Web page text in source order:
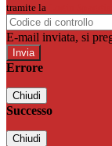
tramite la
E-mail inviata, si
Errore
Chiudi
Successo
Chiudi